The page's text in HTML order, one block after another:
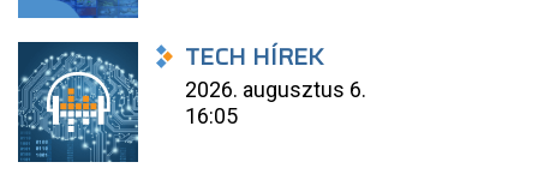
TECH HÍREK
2026. augusztus 6.
16:05